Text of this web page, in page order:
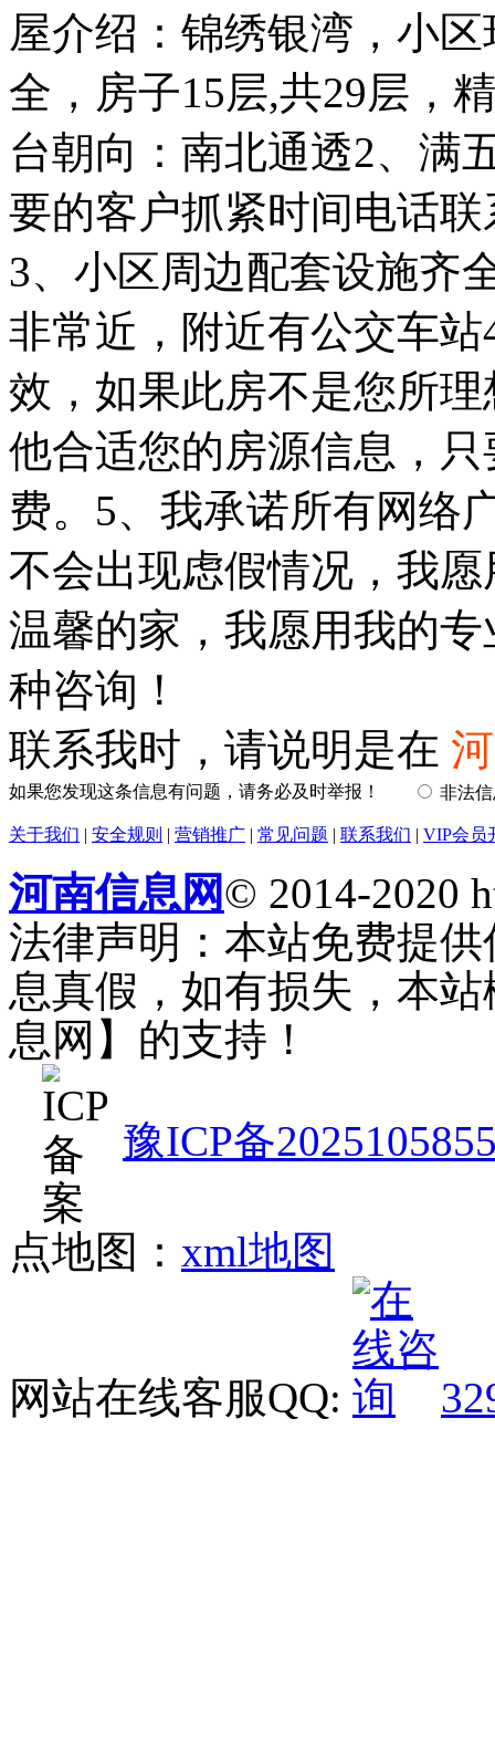
屋介绍：锦绣银湾，小
全，房子15层,共29层，
台朝向：南北通透2、满
要的客户抓紧时间电话
3、小区周边配套设施齐
非常近，附近有公交车
效，如果此房不是您所
他合适您的房源信息，
费。5、我承诺所有网络
不会出现虑假情况，我
温馨的家，我愿用我的
种咨询！
联系我时，请说明是在
如果您发现这条信息有问题，请务必及时举报！ 非法
关于我们 | 安全规则 | 营销推广 | 常见问题 | 联系我们 | VIP会员
河南信息网© 2014-2020
法律声明：本站免费提
息真假，如有损失，本
息网】的支持！
豫ICP备
点地图： xml地图
网站在线客服QQ: